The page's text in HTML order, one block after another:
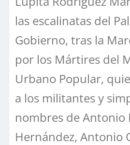
las escalinatas del
Gobierno, tras la
por los Mártires del
Urbano Popular,
a los militantes y
nombres de Antonio
Hernández, Antonio